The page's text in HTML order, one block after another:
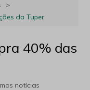
da Tuper
40% das
notícias